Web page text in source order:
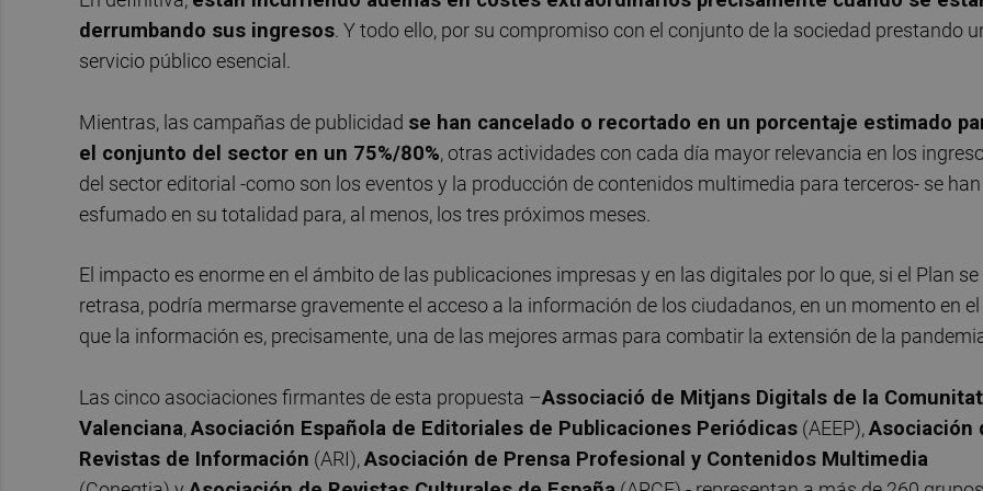
derrumbando sus ingresos. Y todo ello, por su compromiso con el conjunto de la sociedad prestando
servicio público esencial.
Mientras, las campañas de publicidad se han cancelado o recortado en un porcentaje estimado
el conjunto del sector en un 75%/80%, otras actividades con cada día mayor relevancia en los
del sector editorial -como son los eventos y la producción de contenidos multimedia para terceros- se han
esfumado en su totalidad para, al menos, los tres próximos meses.
El impacto es enorme en el ámbito de las publicaciones impresas y en las digitales por lo que, si el Plan se
retrasa, podría mermarse gravemente el acceso a la información de los ciudadanos, en un momento en el
que la información es, precisamente, una de las mejores armas para combatir la extensión de la
Las cinco asociaciones firmantes de esta propuesta –Associació de Mitjans Digitals de la Comunitat
Valenciana,Asociación Española de Editoriales de Publicaciones Periódicas (AEEP),Asociación
Revistas de Información (ARI),Asociación de Prensa Profesional y Contenidos Multimedia